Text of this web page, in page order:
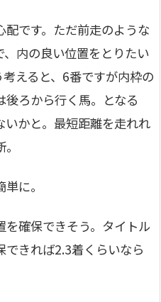
です。ただ前走のような
内の良い位置をとりたい
えると、6番ですが内枠の
ろから行く馬。となる
いかと。最短距離を走れれ
に。
を確保できそう。タイトル
きれば2.3着くらいなら